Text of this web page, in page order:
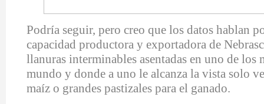
Podría seguir, pero creo que los datos hablan
capacidad productora y exportadora de
llanuras interminables asentadas en uno de los
mundo y donde a uno le alcanza la vista solo
maíz o grandes pastizales para el ganado.